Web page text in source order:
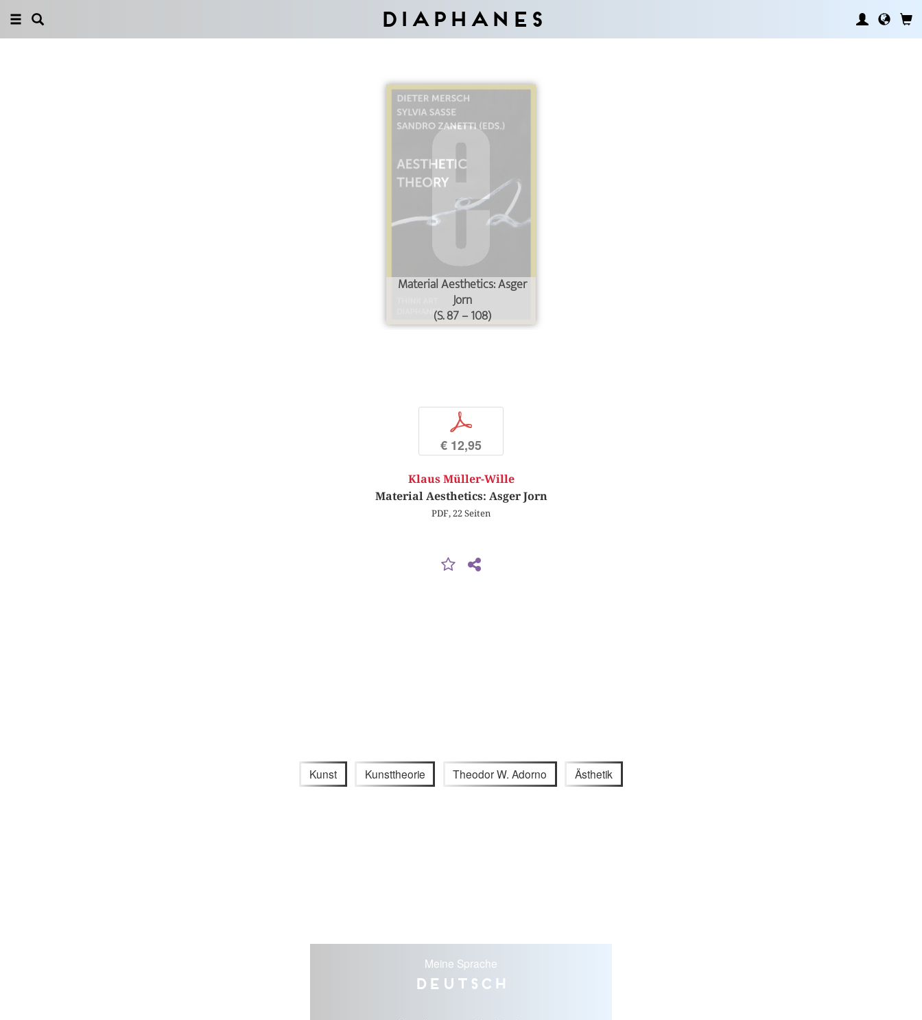
Diaphanes
Material Aesthetics: Asger
Jorn
(S. 87 – 108)
p
€ 12,95
Klaus Müller-Wille
Material Aesthetics: Asger Jorn
PDF, 22 Seiten
Kunst Kunsttheorie Theodor W. Adorno Ästhetik
Meine Sprache
Deutsch